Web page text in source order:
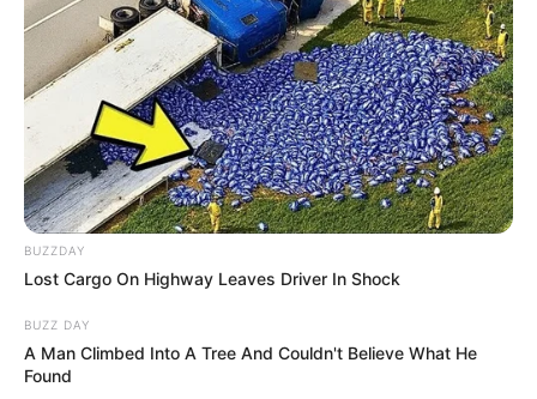
BUZZDAY
Lost Cargo On Highway Leaves Driver In Shock
BUZZ DAY
A Man Climbed Into A Tree And Couldn't Believe What He
Found